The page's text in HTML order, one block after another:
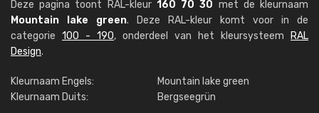
Deze pagina toont RAL-kleur 160 70 30 met de kleurnaam
Mountain lake green. Deze RAL-kleur komt voor in de
categorie 100 - 190, onderdeel van het kleursysteem
RAL
Design.
Kleurnaam Engels:
Mountain lake green
Kleurnaam Duits:
Bergseegrün